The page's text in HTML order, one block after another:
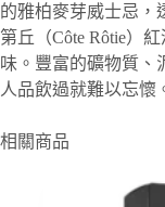
的雅柏麥芽威士忌，
第丘（Côte Rôtie）
味。豐富的礦物質、
人品飲過就難以忘懷
相關商品